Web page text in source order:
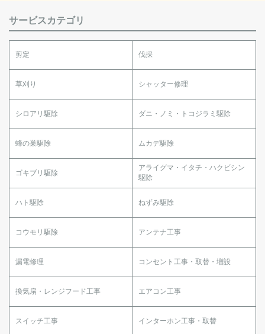
サービスカテゴリ
剪定 伐採
草刈り シャッター修理
シロアリ駆除 ダニ・ノミ・トコジラミ駆除
蜂の巣駆除 ムカデ駆除
ゴキブリ駆除
アライグマ・イタチ・ハクビシン
駆除
ハト駆除 ねずみ駆除
コウモリ駆除 アンテナ工事
漏電修理 コンセント工事・取替・増設
換気扇・レンジフード工事 エアコン工事
スイッチ工事 インターホン工事・取替